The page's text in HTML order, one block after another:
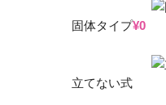
固体タイプ¥0
立てない式